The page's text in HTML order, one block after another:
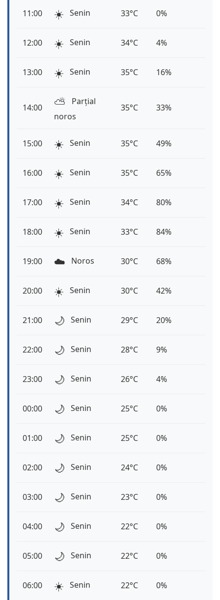
11:00 ☀️ Senin 33°C 0%
12:00 ☀️ Senin 34°C 4%
13:00 ☀️ Senin 35°C 16%
14:00 ⛅️
Parțial
noros
35°C 33%
15:00 ☀️ Senin 35°C 49%
16:00 ☀️ Senin 35°C 65%
17:00 ☀️ Senin 34°C 80%
18:00 ☀️ Senin 33°C 84%
19:00 ☁️ Noros 30°C 68%
20:00 ☀️ Senin 30°C 42%
21:00 🌙 Senin 29°C 20%
22:00 🌙 Senin 28°C 9%
23:00 🌙 Senin 26°C 4%
00:00 🌙 Senin 25°C 0%
01:00 🌙 Senin 25°C 0%
02:00 🌙 Senin 24°C 0%
03:00 🌙 Senin 23°C 0%
04:00 🌙 Senin 22°C 0%
05:00 🌙 Senin 22°C 0%
06:00 ☀️ Senin 22°C 0%